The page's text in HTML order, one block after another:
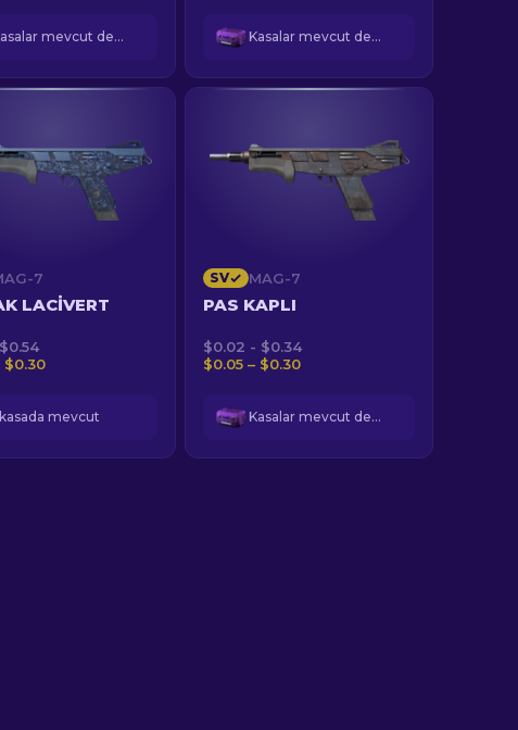
Kasalar mevcut değil Kasalar mevcut değil
7
LACIVERT
$0.30
kasada mevcut
SV MAG-7
PAS KAPLI
$0.02 - $0.34
$0.05 – $0.30
Kasalar mevcut değil